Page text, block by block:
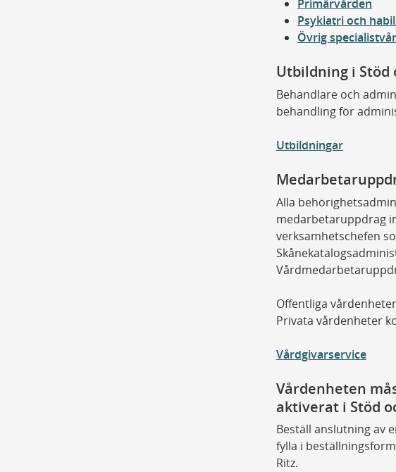
Primärvården
Psykiatri och
Övrig
Utbildning i Stöd
Behandlare och
behandling för
Utbildningar
Alla
medarbetaruppdrag
verksamhetschefen
Offentliga
Privata vårdenheter
Vårdgivarservice
Vårdenheten
aktiverat i Stöd
Beställ anslutning av
fylla i
Ritz.